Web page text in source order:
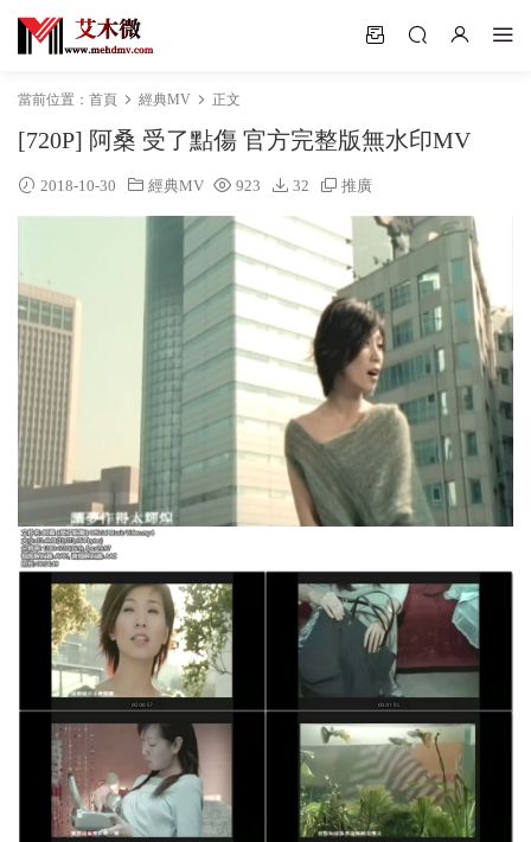
當前位置： 首頁 經典MV 正文
[720P] 阿桑 受了點傷 官方完整版無水印MV
2018-10-30 經典MV 923 32 推廣